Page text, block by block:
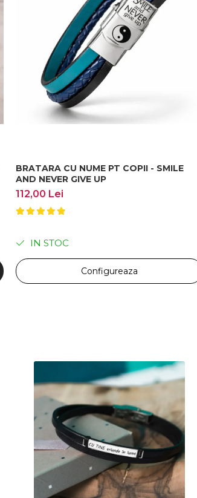
BRATARA CU NUME PT COPII - SMILE
AND NEVER GIVE UP
112,00 Lei
IN STOC
Configureaza